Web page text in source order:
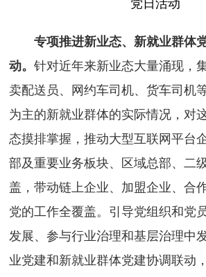
党日活动
专项推进新业态、新就业群体
动。针对近年来新业态大量涌现，
卖配送员、网约车司机、货车司机
为主的新就业群体的实际情况，对
态摸排掌握，推动大型互联网平台
部及重要业务板块、区域总部、二
盖，带动链上企业、加盟企业、合
党的工作全覆盖。引导党组织和党
发展、参与行业治理和基层治理中
业党建和新就业群体党建协调联动